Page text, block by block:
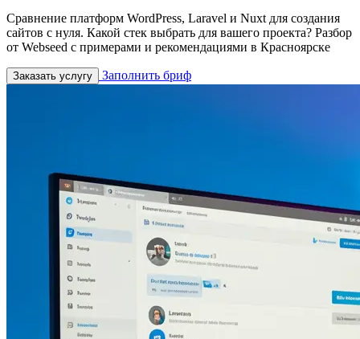
Сравнение платформ WordPress, Laravel и Nuxt для создания
сайтов с нуля. Какой стек выбрать для вашего проекта? Разбор
от Webseed с примерами и рекомендациями в Красноярске
Заказать услугу Заполнить бриф